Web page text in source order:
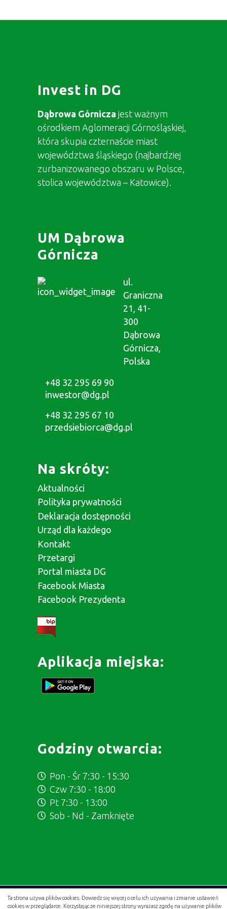
Ta strona używa plików cookies. Dowiedz się więcej o celu ich używania i zmianie ustawień
cookies w przeglądarce. Korzystając ze niniejszej strony wyrażasz zgodę na używanie plików
Invest in DG
Dąbrowa Górnicza jest ważnym
ośrodkiem Aglomeracji Górnośląskiej,
która skupia czternaście miast
województwa śląskiego (najbardziej
zurbanizowanego obszaru w Polsce,
stolica województwa – Katowice).
UM Dąbrowa
Górnicza
ul.
Graniczna
21, 41-
300
Dąbrowa
Górnicza,
Polska
+48 32 295 69 90
inwestor@dg.pl
+48 32 295 67 10
przedsiebiorca@dg.pl
Na skróty:
Aktualności
Polityka prywatności
Deklaracja dostępności
Urząd dla każdego
Kontakt
Przetargi
Portal miasta DG
Facebook Miasta
Facebook Prezydenta
Aplikacja miejska:
Godziny otwarcia:
Pon - Śr 7:30 - 15:30
Czw 7:30 - 18:00
Pt 7:30 - 13:00
Sob - Nd - Zamknięte
Projekt i wykonanie:.gold studio digital